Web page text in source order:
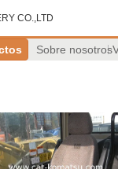
CO.,LTD
Sobre nosotros